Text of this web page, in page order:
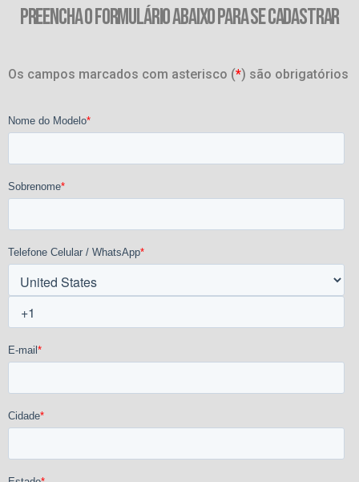
PREENCHA O FORMULÁRIO ABAIXO PARA SE CADASTRAR
Os campos marcados com asterisco (*) são obrigatórios